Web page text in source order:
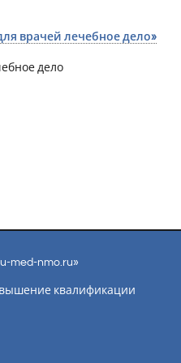
врачей лечебное дело»
дело
med-nmo.ru»
квалификации